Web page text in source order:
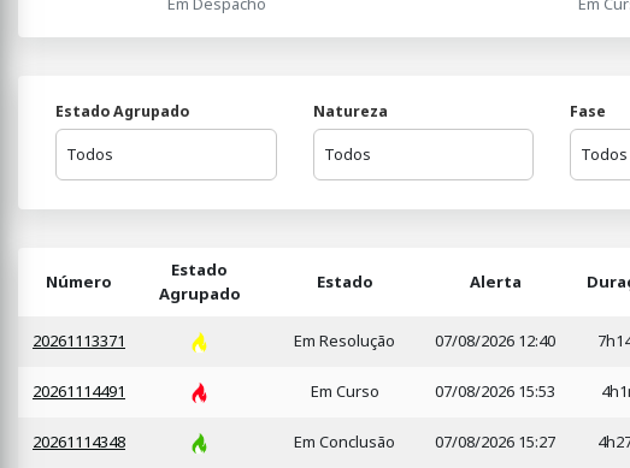
Estado Agrupado Natureza Fase
Número
Estado
Agrupado
Estado Alerta
20261113371 Em Resolução 07/08/2026 12:40
20261114491 Em Curso 07/08/2026 15:53
20261114348 Em Conclusão 07/08/2026 15:27